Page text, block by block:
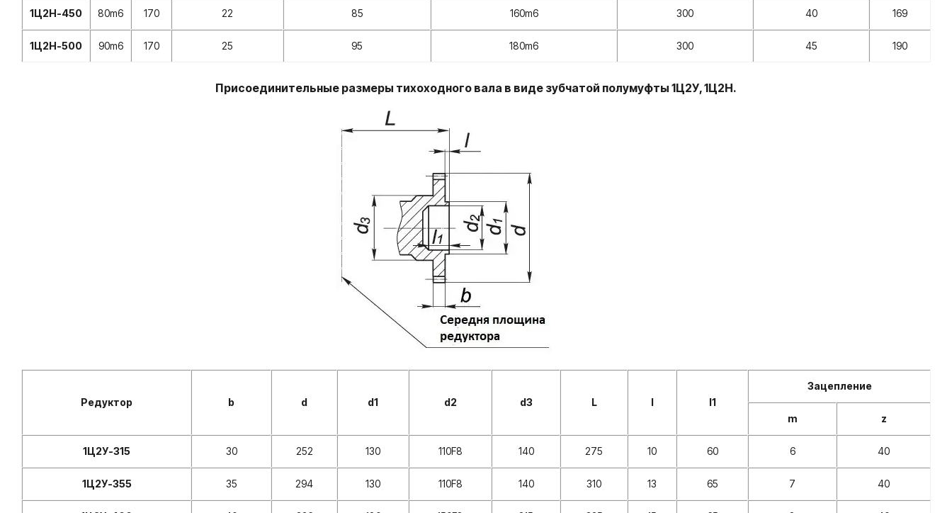
1Ц2Н-450 80m6 170 22 85 160m6 300 40 169
1Ц2Н-500 90m6 170 25 95 180m6 300 45 190
Присоединительные размеры тихоходного вала в виде зубчатой полумуфты 1Ц2У, 1Ц2Н.
Редуктор b d d1 d2 d3 L l l1
Зацепление
m z
1Ц2У-315 30 252 130 110F8 140 275 10 60 6 40
1Ц2У-355 35 294 130 110F8 140 310 13 65 7 40